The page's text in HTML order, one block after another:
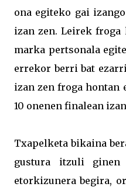
ona egiteko gai
izan zen. Leirek froga
marka pertsonala
errekor berri bat
izan zen froga hontan
10 onenen finalean
Txapelketa bikaina
gustura itzuli ginen
etorkizunera begira,